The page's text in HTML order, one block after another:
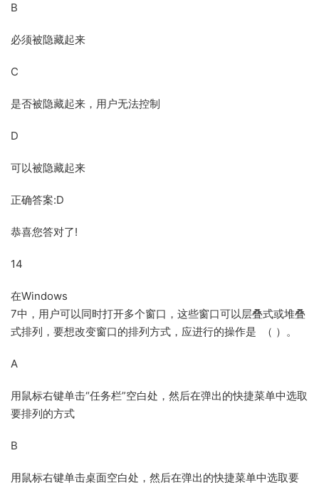
B
必须被隐藏起来
C
是否被隐藏起来，用户无法控制
D
可以被隐藏起来
正确答案:D
恭喜您答对了!
14
在Windows
7中，用户可以同时打开多个窗口，这些窗口可以层叠式或堆叠
式排列，要想改变窗口的排列方式，应进行的操作是 （ ）。
A
用鼠标右键单击“任务栏”空白处，然后在弹出的快捷菜单中选取
要排列的方式
B
用鼠标右键单击桌面空白处，然后在弹出的快捷菜单中选取要